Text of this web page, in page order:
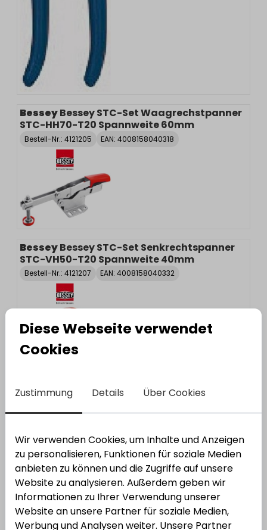
BesseyBessey STC-Set Waagrechstpanner
STC-HH70-T20 Spannweite 60mm
Bestell-Nr.: 4121205 EAN: 4008158040318
BesseyBessey STC-Set Senkrechtspanner
STC-VH50-T20 Spannweite 40mm
Bestell-Nr.: 4121207 EAN: 4008158040332
Bessey Kantenzwinge KT
Bestell-Nr.:6601014965 EAN: 4008158026176
Diese Webseite verwendet
Cookies
Zustimmung Details Über Cookies
Wir verwenden Cookies, um Inhalte und Anzeigen
zu personalisieren, Funktionen für soziale Medien
anbieten zu können und die Zugriffe auf unsere
Website zu analysieren. Außerdem geben wir
Informationen zu Ihrer Verwendung unserer
Website an unsere Partner für soziale Medien,
Werbung und Analysen weiter. Unsere Partner